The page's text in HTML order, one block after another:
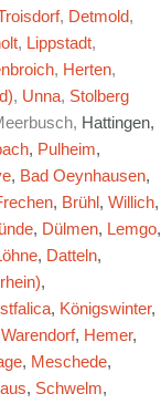
, Detmold,
, Lippstadt,
, Herten,
, Unna, Stolberg
Hattingen,
, Pulheim,
, Bad Oeynhausen,
, Brühl , Willich,
, Dülmen, Lemgo,
, Datteln,
,
, Königswinter,
Warendorf, Hemer,
, Meschede,
, Schwelm,